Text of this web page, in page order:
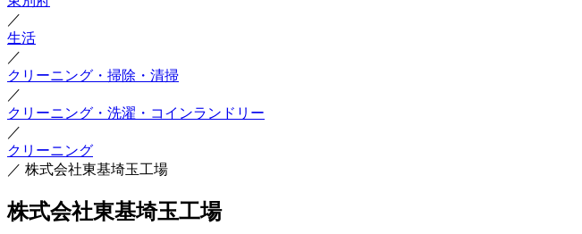
／
生活
／
クリーニング・掃除・清掃
／
クリーニング・洗濯・コインランドリー
／
クリーニング
／ 株式会社東基埼玉工場
株式会社東基埼玉工場